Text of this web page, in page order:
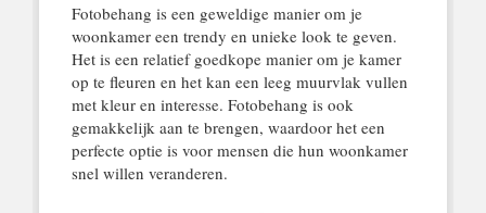
Fotobehang is een geweldige manier om je
woonkamer een trendy en unieke look te geven.
Het is een relatief goedkope manier om je kamer
op te fleuren en het kan een leeg muurvlak vullen
met kleur en interesse. Fotobehang is ook
gemakkelijk aan te brengen, waardoor het een
perfecte optie is voor mensen die hun woonkamer
snel willen veranderen.